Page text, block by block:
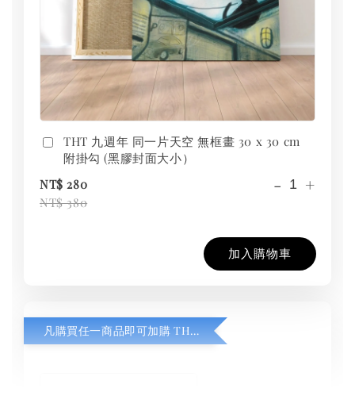
THT 九週年 同一片天空 無框畫 30 x 30 cm
附掛勾 (黑膠封面大小）
NT$ 280
NT$ 380
- +
加入購物車
凡購買任一商品即可加購 THT 九週年紀念 T-shirt